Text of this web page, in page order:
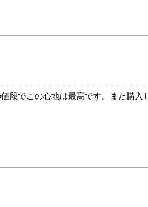
段でこの心地は最高です。また購入